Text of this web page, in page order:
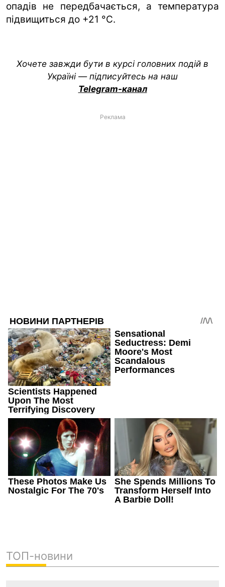
опадів не передбачається, а температура
підвищиться до +21 °C.
Хочете завжди бути в курсі головних подій в
Україні — підписуйтесь на наш
Telegram-канал
Реклама
ТОП-новини